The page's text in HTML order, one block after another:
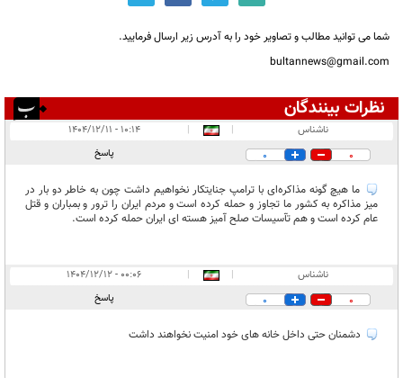
شما می توانید مطالب و تصاویر خود را به آدرس زیر ارسال فرمایید.
bultannews@gmail.com
نظرات بینندگان
در انتظار بررسی:
ناشناس |
|
۱۰:۱۴ - ۱۴۰۴/۱۲/۱۱
0
0 پاسخ
ما هیچ گونه مذاکره‌ای با ترامپ جنایتکار نخواهیم داشت چون به خاطر دو بار در
میز مذاکره به کشور ما تجاوز و حمله کرده است و مردم ایران را ترور و بمباران و قتل
عام کرده است و هم تآسیسات صلح آمیز هسته ای ایران حمله کرده است.
ناشناس |
|
۰۰:۰۶ - ۱۴۰۴/۱۲/۱۲
0
0 پاسخ
دشمنان حتی داخل خانه های خود امنیت نخواهند داشت